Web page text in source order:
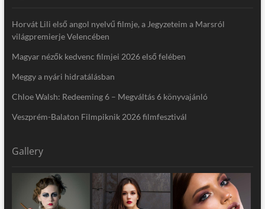
Horvát Lili első angol nyelvű filmje, a Jegyzeteim a Marsról
világpremierje Velencében
Magyar nézők kedvenc filmjei 2026 első felében
Meggy a nyári hidratálásban
Chloe Walsh: Redeeming 6 – Megváltás 6 könyvajánló
Veszprém-Balaton Filmpiknik 2026 filmfesztivál
Gallery